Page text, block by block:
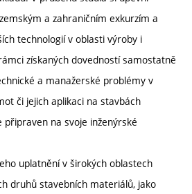
a zahraničním exkurzím a
technologií v oblasti výroby i
získaných dovedností samostatně
a manažerské problémy v
či jejich aplikaci na stavbách
na svoje inženýrské
uplatnění v širokých oblastech
druhů stavebních materiálů, jako